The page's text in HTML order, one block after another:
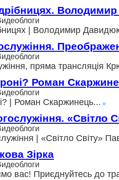
| Володимир
пряма трансляція
Роман
| Роман Скаржинець...
«Світло
| «Світло Світу»
Зірка
вас! Приєднуйтесь до